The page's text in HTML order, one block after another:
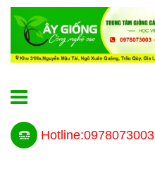
Hotline:0978073003